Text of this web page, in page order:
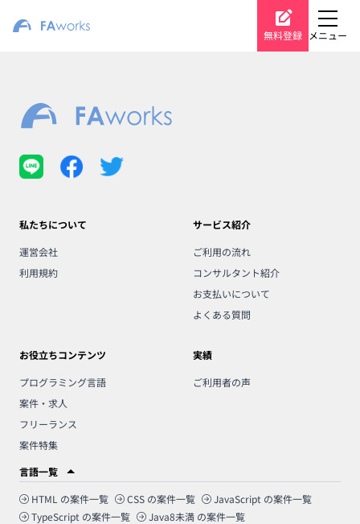
無料登録 メニュー
私たちについて
運営会社
利用規約
サービス紹介
ご利用の流れ
コンサルタント紹介
お支払いについて
よくある質問
お役立ちコンテンツ
プログラミング言語
案件・求人
フリーランス
案件特集
実績
ご利用者の声
言語一覧
HTML の案件一覧 CSS の案件一覧 JavaScript の案件一覧
TypeScript の案件一覧 Java8未満 の案件一覧